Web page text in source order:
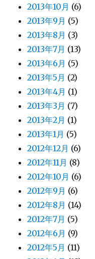
2013年10月 (6)
2013年9月 (5)
2013年8月 (3)
2013年7月 (13)
2013年6月 (5)
2013年5月 (2)
2013年4月 (1)
2013年3月 (7)
2013年2月 (1)
2013年1月 (5)
2012年12月 (6)
2012年11月 (8)
2012年10月 (6)
2012年9月 (6)
2012年8月 (14)
2012年7月 (5)
2012年6月 (9)
2012年5月 (11)